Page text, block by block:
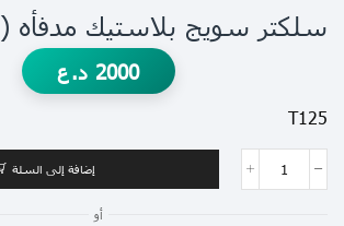
سلكتر سويج بلاستيك مدفأه (3×2)
2000 د.ع
T125
إضافة إلى السلة
أو